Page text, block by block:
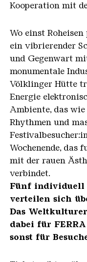
Kooperation mit
Wo einst
ein vibrierender
und Gegenwart
monumentale
Völklinger Hütte
Energie
Ambiente, das
Rhythmen und
Wochenende, das
mit der rauen
verbindet.
Fünf individuell
verteilen sich
Das
dabei für
sonst für